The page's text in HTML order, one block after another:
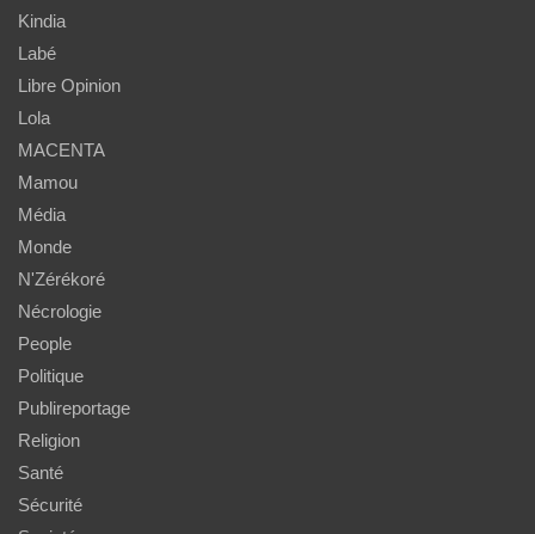
Kindia
Labé
Libre Opinion
Lola
MACENTA
Mamou
Média
Monde
N'Zérékoré
Nécrologie
People
Politique
Publireportage
Religion
Santé
Sécurité